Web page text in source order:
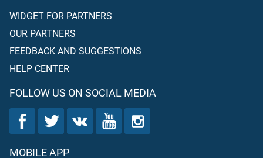
WIDGET FOR PARTNERS
OUR PARTNERS
FEEDBACK AND SUGGESTIONS
HELP CENTER
FOLLOW US ON SOCIAL MEDIA
MOBILE APP